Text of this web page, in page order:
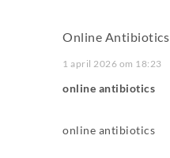
Online Antibiotics
1 april 2026 om 18:23
online antibiotics
online antibiotics